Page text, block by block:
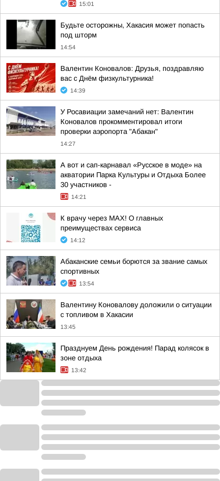
15:01
Будьте осторожны, Хакасия может попасть
под шторм
14:54
Валентин Коновалов: Друзья, поздравляю
вас с Днём физкультурника!
14:39
У Росавиации замечаний нет: Валентин
Коновалов прокомментировал итоги
проверки аэропорта "Абакан"
14:27
А вот и сап-карнавал «Русское в моде» на
акватории Парка Культуры и Отдыха Более
30 участников -
14:21
К врачу через МАХ! О главных
преимуществах сервиса
14:12
Абаканские семьи борются за звание самых
спортивных
13:54
Валентину Коновалову доложили о ситуации
с топливом в Хакасии
13:45
Празднуем День рождения! Парад колясок в
зоне отдыха
13:42